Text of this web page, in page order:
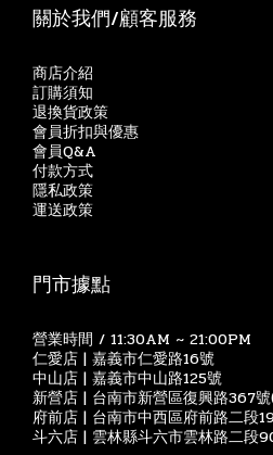
關於我們/顧客服務
商店介紹
訂購須知
退換貨政策
會員折扣與優惠
會員Q&A
付款方式
隱私政策
運送政策
門市據點
營業時間 / 11:30AM ~ 21:00PM
仁愛店 | 嘉義市仁愛路16號
中山店 | 嘉義市中山路125號
新營店 | 台南市新營區復興路367
府前店 | 台南市中西區府前路二段
斗六店 | 雲林縣斗六市雲林路二段